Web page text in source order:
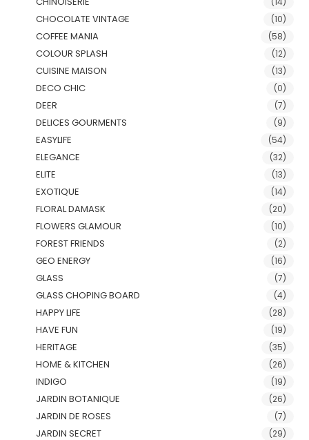
CHOCOLATE VINTAGE (10)
COFFEE MANIA (58)
COLOUR SPLASH (12)
CUISINE MAISON (13)
DECO CHIC (0)
DEER (7)
DELICES GOURMENTS (9)
EASYLIFE (54)
ELEGANCE (32)
ELITE (13)
EXOTIQUE (14)
FLORAL DAMASK (20)
FLOWERS GLAMOUR (10)
FOREST FRIENDS (2)
GEO ENERGY (16)
GLASS (7)
GLASS CHOPING BOARD (4)
HAPPY LIFE (28)
HAVE FUN (19)
HERITAGE (35)
HOME & KITCHEN (26)
INDIGO (19)
JARDIN BOTANIQUE (26)
JARDIN DE ROSES (7)
JARDIN SECRET (29)